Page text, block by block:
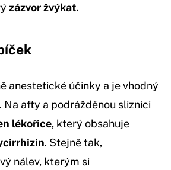
zázvor žvýkat.
anestetické účinky a je vhodný
Na afty a podrážděnou sliznici
lékořice, který obsahuje
. Stejně tak,
nálev, kterým si